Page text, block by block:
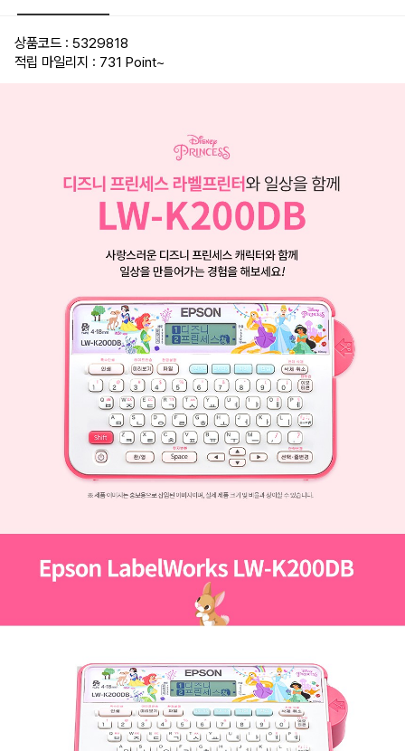
상품코드 : 5329818
적립 마일리지 : 731 Point~